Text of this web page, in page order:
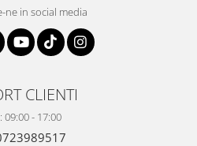
ne in social media
CLIENTI
09:00 - 17:00